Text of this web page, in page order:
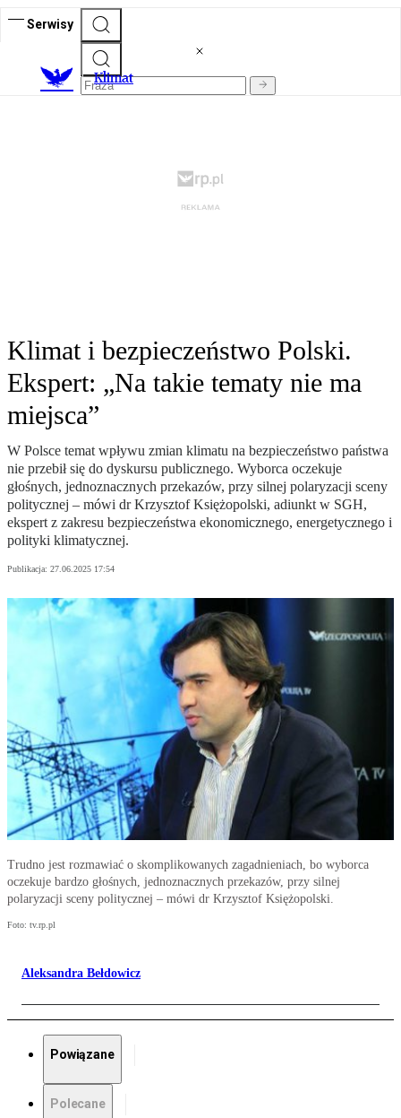
Serwisy
Klimat
Klimat i bezpieczeństwo Polski.
Ekspert: „Na takie tematy nie ma
miejsca”
W Polsce temat wpływu zmian klimatu na bezpieczeństwo państwa
nie przebił się do dyskursu publicznego. Wyborca oczekuje
głośnych, jednoznacznych przekazów, przy silnej polaryzacji sceny
politycznej – mówi dr Krzysztof Księżopolski, adiunkt w SGH,
ekspert z zakresu bezpieczeństwa ekonomicznego, energetycznego i
polityki klimatycznej.
Publikacja: 27.06.2025 17:54
Trudno jest rozmawiać o skomplikowanych zagadnieniach, bo wyborca
oczekuje bardzo głośnych, jednoznacznych przekazów, przy silnej
polaryzacji sceny politycznej – mówi dr Krzysztof Księżopolski.
Foto: tv.rp.pl
Aleksandra Bełdowicz
Powiązane
Polecane